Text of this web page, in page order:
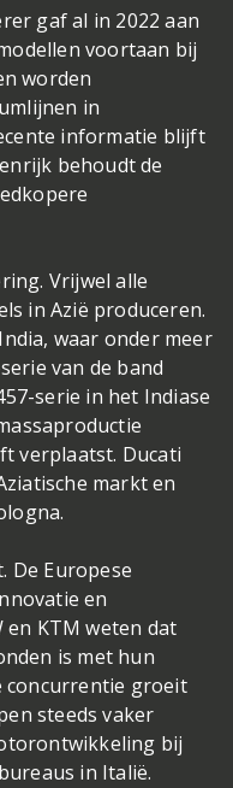
gaf al in 2022 aan
voortaan bij
worden
in
informatie blijft
behoudt de
Vrijwel alle
in Azië produceren.
waar onder meer
van de band
serie in het Indiase
verplaatst. Ducati
markt en
De Europese
en
KTM weten dat
is met hun
concurrentie groeit
steeds vaker
bij
in Italië.